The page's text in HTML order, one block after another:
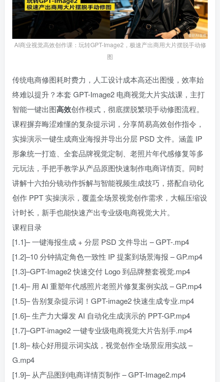
AI商业视觉高效创作课：玩转GPT-Image2，极速产出商用大片摆脱手动修
图
传统电商修图耗时费力，人工设计成本高还出图慢，效率始
终难以提升？本套 GPT-Image2 电商视觉大片实战课，主打
智能一键出图高效创作模式，彻底摆脱繁琐手动修图流程。
课程摒弃晦涩难懂的复杂提示词，分享简易高效创作指令，
实操演示一键生成商业海报并导出分层 PSD 文件。涵盖 IP
形象统一打造、全套品牌视觉定制、老照片年代感修复等多
元玩法，手把手教学从产品原图快速制作电商详情页。同时
讲解十六拍分镜动作拆解与智能视频生成技巧，搭配自动化
创作 PPT 实操演示，覆盖全场景视觉创作需求，大幅压缩设
计时长，新手也能快速产出专业级电商视觉大片。
课程目录
[1.1]– 一键海报生成 + 分层 PSD 文件导出 – GPT-.mp4
[1.2]–10 分钟搞定角色一致性 IP 提案到场景海报 – GP.mp4
[1.3]–GPT-Image2 快速交付 Logo 到品牌整套视觉.mp4
[1.4]– 用 AI 重塑年代感照片老照片修复案例实战 – GP.mp4
[1.5]– 告别复杂提示词！GPT-image2 快速生成专业.mp4
[1.6]– 生产力大爆发 AI 自动化生成演示的 PPT-GP.mp4
[1.7]–GPT-image2 一键专业级电商视觉大片告别手.mp4
[1.8]– 核心好用提示词实战，视觉创作全场景应用实战 –
G.mp4
[1.9]– 从产品图到电商详情页制作 – GPT-Image2.mp4